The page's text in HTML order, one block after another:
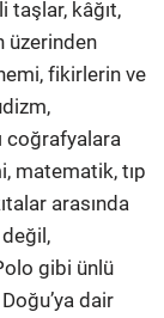
taşlar, kâğıt,
üzerinden
fikirlerin ve
coğrafyalara
matematik, tıp
arasında
değil,
gibi ünlü
dair